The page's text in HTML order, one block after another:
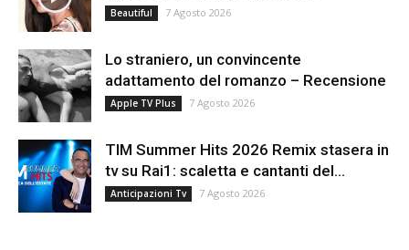
Beautiful 7 Agosto 2026
Lo straniero, un convincente
adattamento del romanzo – Recensione
Apple TV Plus 7 Agosto 2026
TIM Summer Hits 2026 Remix stasera in
tv su Rai1: scaletta e cantanti del...
Anticipazioni Tv 7 Agosto 2026